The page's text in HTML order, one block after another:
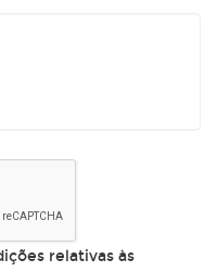
relativas às